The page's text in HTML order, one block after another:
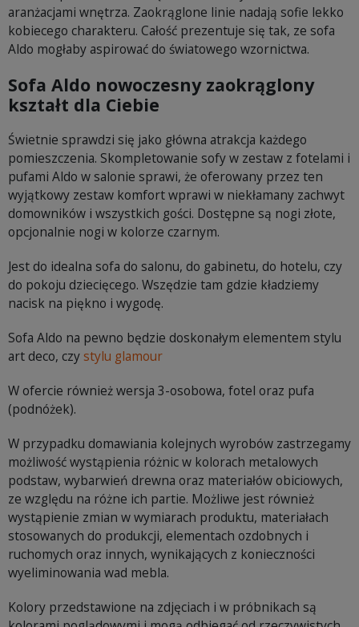
aranżacjami wnętrza. Zaokrąglone linie nadają sofie lekko
kobiecego charakteru. Całość prezentuje się tak, ze sofa
Aldo mogłaby aspirować do światowego wzornictwa.
Sofa Aldo nowoczesny zaokrąglony
kształt dla Ciebie
Świetnie sprawdzi się jako główna atrakcja każdego
pomieszczenia. Skompletowanie sofy w zestaw z fotelami i
pufami Aldo w salonie sprawi, że oferowany przez ten
wyjątkowy zestaw komfort wprawi w niekłamany zachwyt
domowników i wszystkich gości. Dostępne są nogi złote,
opcjonalnie nogi w kolorze czarnym.
Jest do idealna sofa do salonu, do gabinetu, do hotelu, czy
do pokoju dziecięcego. Wszędzie tam gdzie kładziemy
nacisk na piękno i wygodę.
Sofa Aldo na pewno będzie doskonałym elementem stylu
art deco, czystylu glamour
W ofercie również wersja 3-osobowa, fotel oraz pufa
(podnóżek).
W przypadku domawiania kolejnych wyrobów zastrzegamy
możliwość wystąpienia różnic w kolorach metalowych
podstaw, wybarwień drewna oraz materiałów obiciowych,
ze względu na różne ich partie. Możliwe jest również
wystąpienie zmian w wymiarach produktu, materiałach
stosowanych do produkcji, elementach ozdobnych i
ruchomych oraz innych, wynikających z konieczności
wyeliminowania wad mebla.
Kolory przedstawione na zdjęciach i w próbnikach są